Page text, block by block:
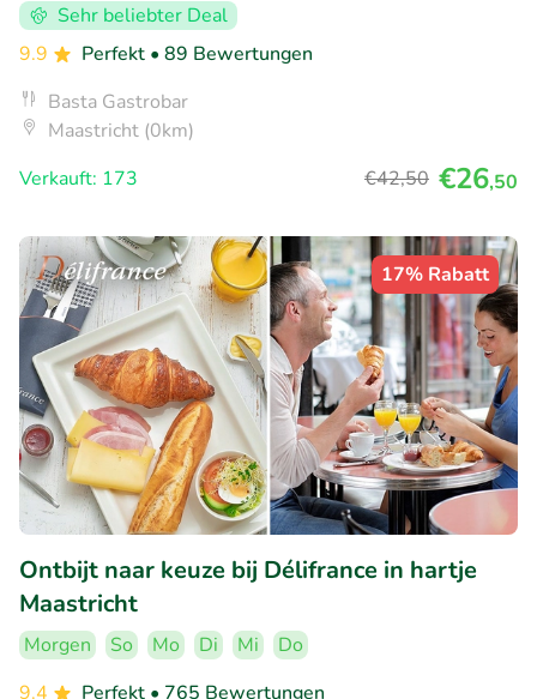
Sehr beliebter Deal
9.9
Perfekt • 89 Bewertungen
Basta Gastrobar
Maastricht (0km)
Verkauft: 173
€42,50 €26,50
17% Rabatt
Ontbijt naar keuze bij Délifrance in hartje
Maastricht
Morgen So Mo Di Mi
Do
9.4
Perfekt • 765 Bewertungen